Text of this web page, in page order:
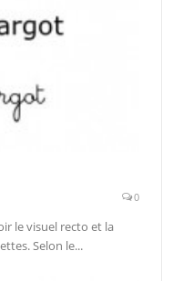
0
le visuel recto et la
Selon le...